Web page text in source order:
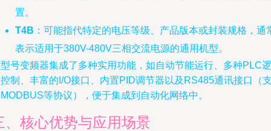
置。
T4B ：可能指代特定的电压等级、产品版本或封装规格，通
表示适用于380V-480V三相交流电源的通用机型。
号变频器集成了多种实用功能，如自动节能运行、多种PLC逻
制、丰富的I/O接口、内置PID调节器以及RS485通讯接口（
等协议），便于集成到自动化网络中。
、核心优势与应用场景